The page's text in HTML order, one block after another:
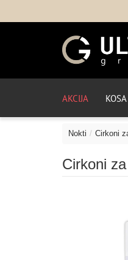
AKCIJA KOSA
Nokti Cirkoni
Cirkoni